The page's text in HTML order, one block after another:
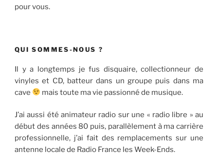
pour vous.
QUI SOMMES-NOUS ?
Il y a longtemps je fus disquaire, collectionneur de
vinyles et CD, batteur dans un groupe puis dans ma
cave
mais toute ma vie passionné de musique.
J’ai aussi été animateur radio sur une « radio libre » au
début des années 80 puis, parallèlement à ma carrière
professionnelle, j’ai fait des remplacements sur une
antenne locale de Radio France les Week-Ends.